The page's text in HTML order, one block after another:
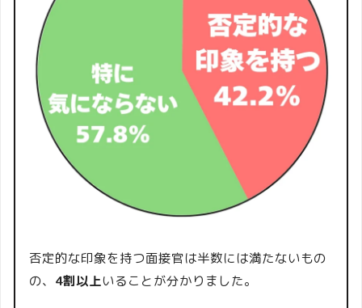
否定的な印象を持つ面接官は半数には満たないもの
の、 4割以上いることが分かりました。